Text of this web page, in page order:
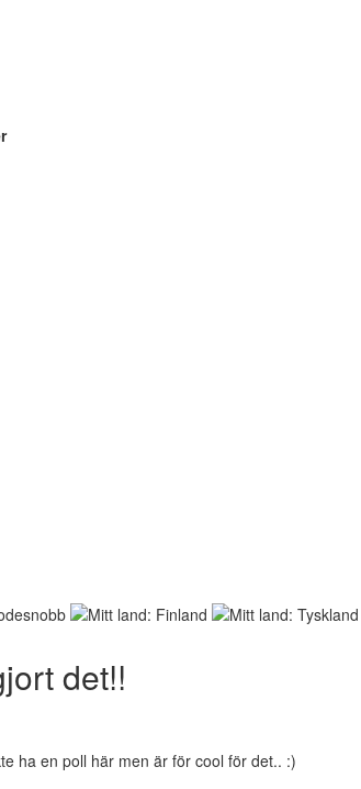
det!!
ha en poll här men är för cool för det.. :)